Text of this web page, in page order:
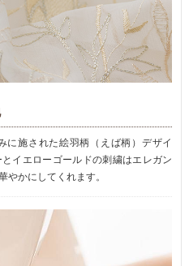
に施された絵羽柄（えば柄）デザイ
イエローゴールドの刺繍はエレガン
やかにしてくれます。